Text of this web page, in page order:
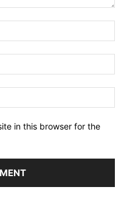
in this browser for the